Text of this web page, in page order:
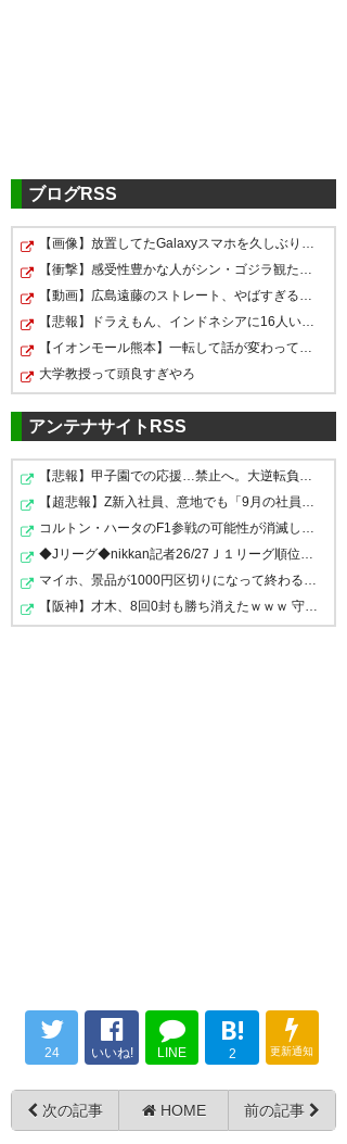
リまで様子見してたのかな。
— べべ (cha0408)2020, 4月 10
延期！良かった。ありがとうご
ざいます。(岩手は)持ち込まず、
このまま感染者0を維持して下さ
い。https://t.co/LAxMpMEDOY
— ナットポチ (100Natto)2020,
4月 10
(reysol_kudo09)2020, 4月 10
いがった～ 岩手のサッカーの予
選、延期みたい。 ほにほに泣き
そう。決断してくれたかたあり
がとう。感謝。 これからも手洗
いうがい顔洗い水分補給よく食
べてよく寝てよく笑って暮ら
そ。がんばっぺし🧡 #うちで過
ごそう #病院の皆さんありがと
う #岩手
— ふーさん (fusannn286)
2020, 4月 10
ろか練習すら出来てないのに。
大人が見本見せなきゃ。それと
もコロナにかかりたいの？ 予定
していたサッカー天皇杯予選は
ブログRSS
【画像】放置してたGalaxyスマホを久しぶりに起動したら…
【衝撃】感受性豊かな人がシン・ゴジラ観た時の感想がコ…
【動画】広島遠藤のストレート、やばすぎるｗｗｗｗｗｗ…
【悲報】ドラえもん、インドネシアに16人いることが判明…
【イオンモール熊本】一転して話が変わってくる「従業員…
大学教授って頭良すぎやろ
アンテナサイトRSS
【悲報】甲子園での応援…禁止へ。大逆転負けの投手号泣「…
【超悲報】Z新入社員、意地でも「9月の社員旅行」の計画…
コルトン・ハータのF1参戦の可能性が消滅したらしい
◆Jリーグ◆nikkan記者26/27Ｊ１リーグ順位予想の季節がヤ…
マイホ、景品が1000円区切りになって終わる…
【阪神】才木、8回0封も勝ち消えたｗｗｗ 守護神に「シゴ…
24 いいね! LINE
B!
2 更新通知
次の記事 HOME 前の記事